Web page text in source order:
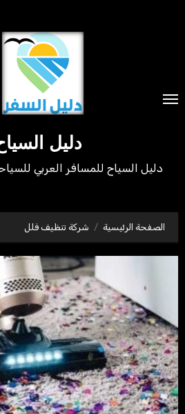
دليل
دليل السياح للمسافر العربي
الصفحة الرئيسية شركة تنظيف فلل